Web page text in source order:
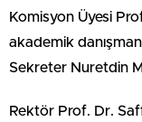
Komisyon Üyesi
akademik
Sekreter Nuretdin
Rektör Prof. Dr.